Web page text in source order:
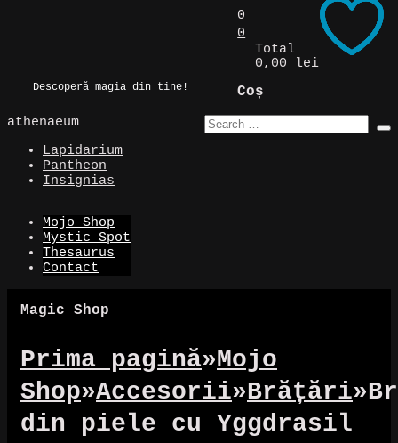
Descoperă magia din tine!
0
0
Total
0,00 lei
Coș
athenaeum
Lapidarium
Pantheon
Insignias
Mojo Shop
Mystic Spot
Thesaurus
Contact
Magic Shop
Prima pagină»Mojo
Shop»Accesorii»Brățări»
din piele cu Yggdrasil